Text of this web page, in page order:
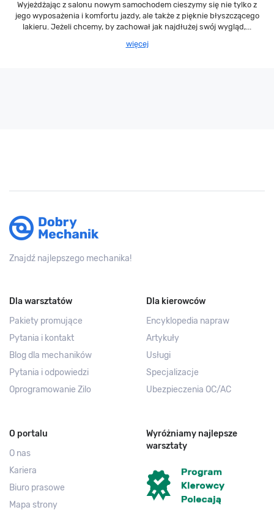
Wyjeżdżając z salonu nowym samochodem cieszymy się nie tylko z
jego wyposażenia i komfortu jazdy, ale także z pięknie błyszczącego
lakieru. Jeżeli chcemy, by zachował jak najdłużej swój wygląd,...
więcej
Znajdź najlepszego mechanika!
Dla warsztatów
Pakiety promujące
Pytania i kontakt
Blog dla mechaników
Pytania i odpowiedzi
Oprogramowanie Zilo
Dla kierowców
Encyklopedia napraw
Artykuły
Usługi
Specjalizacje
Ubezpieczenia OC/AC
O portalu
O nas
Kariera
Biuro prasowe
Mapa strony
Wyróżniamy najlepsze
warsztaty